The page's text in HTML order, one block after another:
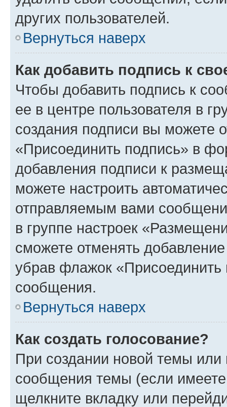
других пользователей.
Вернуться наверх
Как добавить подпись к
Чтобы добавить подпись к
ее в центре пользователя в
создания подписи вы можете
«Присоединить подпись» в
добавления подписи к
можете настроить
отправляемым вами
в группе настроек
сможете отменять
убрав флажок
сообщения.
Вернуться наверх
Как создать голосование?
При создании новой темы или
сообщения темы (если
щелкните вкладку или